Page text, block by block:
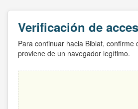
Verificación de
Para continuar hacia Biblat, confirme
proviene de un navegador legítimo.